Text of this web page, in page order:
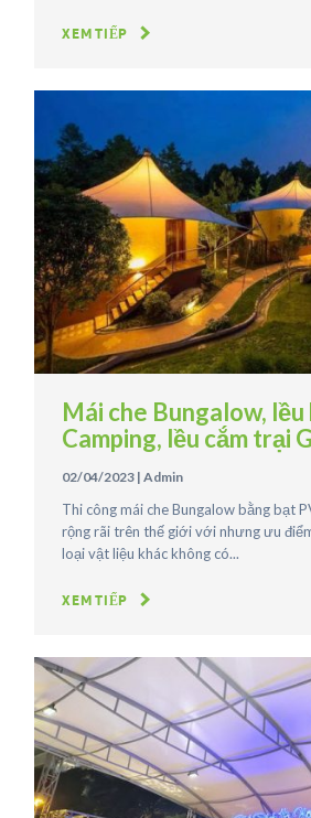
XEM TIẾP
Mái che Bungalow,
Camping, lều cắm trại
02/04/2023 | Admin
Thi công mái che Bungalow bằng bạt
rộng rãi trên thế giới với nhưng ưu
loại vật liệu khác không có...
XEM TIẾP